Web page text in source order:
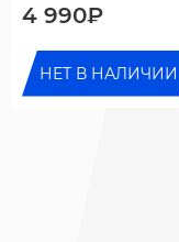
4 990₽
НЕТ В НАЛИЧИИ